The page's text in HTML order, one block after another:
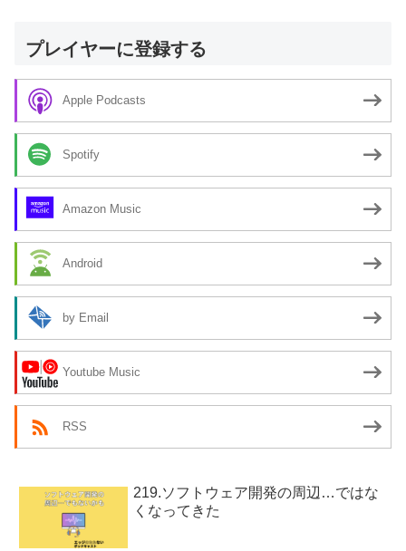
プレイヤーに登録する
Apple Podcasts
Spotify
Amazon Music
Android
by Email
Youtube Music
RSS
219.ソフトウェア開発の周辺…ではな
くなってきた